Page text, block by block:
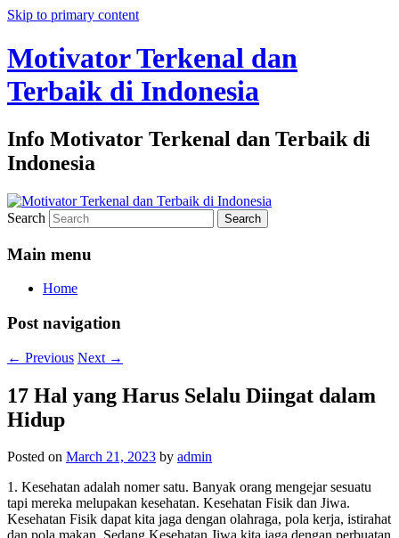
Skip to primary content
Motivator Terkenal dan
Terbaik di Indonesia
Info Motivator Terkenal dan Terbaik di
Indonesia
Search
Main menu
Home
Post navigation
← Previous Next →
17 Hal yang Harus Selalu Diingat dalam
Hidup
Posted on March 21, 2023 by admin
1. Kesehatan adalah nomer satu. Banyak orang mengejar sesuatu
tapi mereka melupakan kesehatan. Kesehatan Fisik dan Jiwa.
Kesehatan Fisik dapat kita jaga dengan olahraga, pola kerja, istirahat